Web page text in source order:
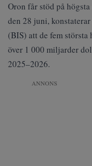
Oron får stöd på
den 28 juni,
(BIS) att de fem största
över 1 000 miljarder
2025–2026.
ANNONS